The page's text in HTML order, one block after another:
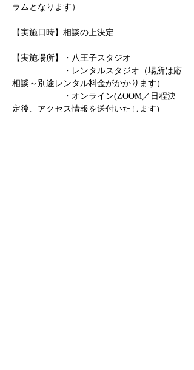
ラムとなります）
【実施日時】相談の上決定
【実施場所】・八王子スタジオ
・レンタルスタジオ（場所は応
相談～別途レンタル料金がかかります）
・オンライン(ZOOM／日程決
定後、アクセス情報を送付いたします)